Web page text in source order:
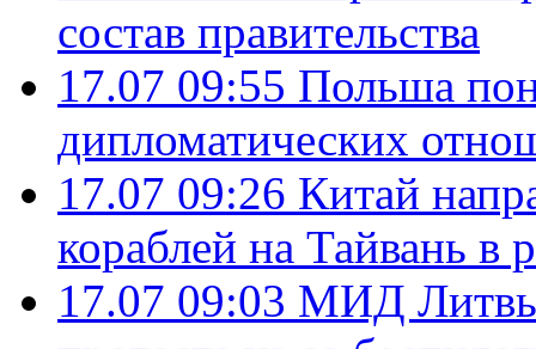
состав правительства
17.07 09:55 Польша
дипломатических
17.07 09:26 Китай
кораблей на Тайвань в
17.07 09:03 МИД Литвы